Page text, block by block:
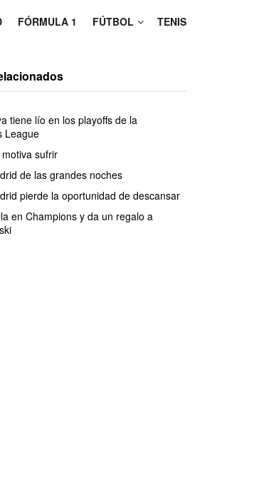
FÓRMULA 1 FÚTBOL TENIS
tiene lío en los playoffs de la
League
sufrir
de las grandes noches
pierde la oportunidad de descansar
en Champions y da un regalo a